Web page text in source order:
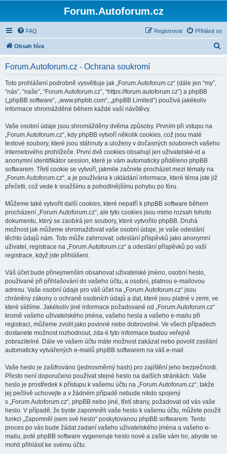
Forum.Autoforum.cz
FAQ Přihlásit se
Registrovat
Obsah fóra
Forum.Autoforum.cz - Ochrana soukromí
Toto prohlášení podrobně vysvětluje jak „Forum.Autoforum.cz“ (dále jen “my”,
“nás”, “naše”, “Forum.Autoforum.cz”, “https://forum.autoforum.cz”) a phpBB
(„phpBB software“, „www.phpbb.com“, „phpBB Limited“) používá jakékoliv
informace shromážděné během každé vaší návštěvy.
Vaše osobní údaje jsou shromážděny dvěma způsoby. Prvním při vstupu na
„Forum.Autoforum.cz“, kdy phpBB vytvoří několik cookies, což jsou malé
textové soubory, které jsou stáhnuty a uloženy v dočasných souborech vašeho
internetového prohlížeče. První dvě cookies obsahují jen uživatelské-id a
anonymní identifikátor session, které je vám automaticky přiděleno phpBB
softwarem. Třetí cookie se vytvoří, jakmile začnete procházet mezi tématy na
„Forum.Autoforum.cz“, a je používána k ukládání informace, které téma jste již
přečetli, což vede k snažšímu a pohodlnějšímu pohybu po fóru.
Můžeme také vytvořit další cookies, které nepatří k phpBB software během
procházení „Forum.Autoforum.cz“, ale tyto cookies jsou mimo rozsah tohoto
dokumentu, který se zaobírá jen soubory, které vytvořilo phpBB. Druhá
možnost jak můžeme shromažďovat vaše osobní údaje, je vaše odeslání
těchto údajů nám. Toto může zahrnovat: odeslání příspěvků jako anonymní
uživatel, registrace na „Forum.Autoforum.cz“ a odeslání příspěvků po vaší
registrace, když jste přihlášeni.
Váš účet bude přinejmenším obsahovat uživatelské jméno, osobní heslo,
používané při přihlašování do vašeho účtu, a osobní, platnou e-mailovou
adresu. Vaše osobní údaje pro váš účet na „Forum.Autoforum.cz“ jsou
chráněny zákony o ochraně osobních údajů a dat, které jsou platné v zemi, ve
které sídlíme. Jakékoliv jiné informace požadované od „Forum.Autoforum.cz“
kromě vašeho uživatelského jména, vašeho hesla a vašeho e-mailu při
registraci, můžeme zvolit jako povinné nebo dobrovolné. Ve všech případech
dostanete možnost rozhodnout, zda-li tyto informace budou veřejně
zobrazitelné. Dále ve vašem účtu máte možnost zakázat nebo povolit zasílání
automaticky vytvářených e-mailů phpBB softwarem na váš e-mail.
Vaše heslo je zašifrováno (jednosměrný hash) pro zajištění jeho bezpečnosti.
Přesto není doporučeno používat stejné heslo na dalších stránkách. Vaše
heslo je prostředek k přístupu k vašemu účtu na „Forum.Autoforum.cz“, takže
jej pečlivě uchovejte a v žádném případě nebude nikdo spojený
s „Forum.Autoforum.cz“, phpBB nebo jiné, třetí strany, požadovat od vás vaše
heslo. V případě, že byste zapomněli vaše heslo k vašemu účtu, můžete použít
funkci „Zapomněl jsem své heslo“ poskytovanou phpBB softwarem. Tento
proces po vás bude žádat zadaní vašeho uživatelského jména a vašeho e-
mailu, poté phpBB software vygeneruje heslo nové a zašle vám ho, abyste se
mohli přihlásit ke svému účtu.